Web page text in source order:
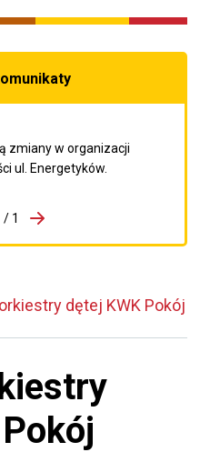
zmiany w organizacji
ul. Energetyków.
/ 1
Przejdź do następnego
dętej KWK Pokój